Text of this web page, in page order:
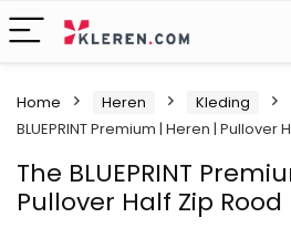
Home Heren Kleding
BLUEPRINT Premium | Heren | Pullover
The BLUEPRINT
Pullover Half Zip Rood